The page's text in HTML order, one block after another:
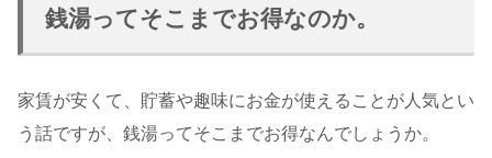
銭湯ってそこまでお得なのか。
家賃が安くて、貯蓄や趣味にお金が使えることが人気とい
う話ですが、銭湯ってそこまでお得なんでしょうか。